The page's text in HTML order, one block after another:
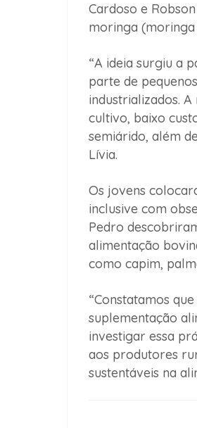
Cardoso e
moringa
“A ideia surgiu a
parte de
industrializados.
cultivo, baixo
semiárido, além
Lívia.
Os jovens
inclusive com
Pedro
alimentação
como capim,
“Constatamos
suplementação
investigar essa
aos produtores
sustentáveis na